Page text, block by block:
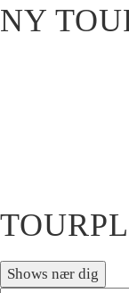
NY
Shows nær dig